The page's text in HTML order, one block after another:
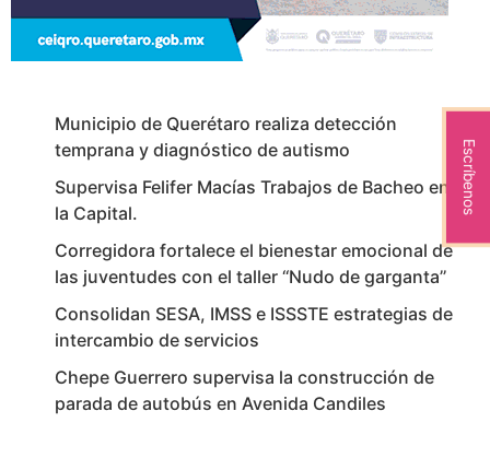
Municipio de Querétaro realiza detección
temprana y diagnóstico de autismo
Supervisa Felifer Macías Trabajos de Bacheo en
la Capital.
Corregidora fortalece el bienestar emocional de
las juventudes con el taller ‘‘Nudo de garganta’’
Consolidan SESA, IMSS e ISSSTE estrategias de
intercambio de servicios
Chepe Guerrero supervisa la construcción de
parada de autobús en Avenida Candiles
Escríbenos